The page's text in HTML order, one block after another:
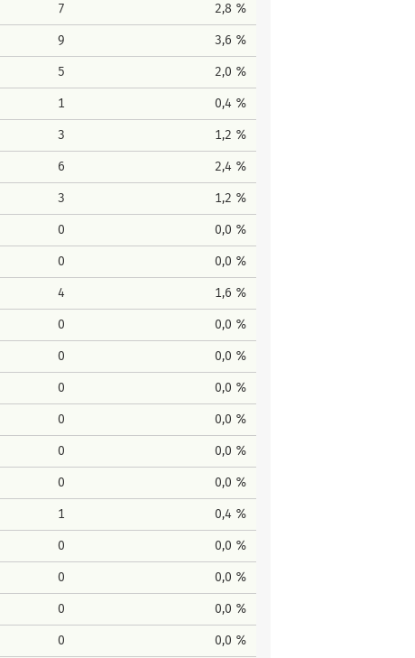
7 2,8 %
9 3,6 %
5 2,0 %
1 0,4 %
3 1,2 %
6 2,4 %
3 1,2 %
0 0,0 %
0 0,0 %
4 1,6 %
0 0,0 %
0 0,0 %
0 0,0 %
0 0,0 %
0 0,0 %
0 0,0 %
1 0,4 %
0 0,0 %
0 0,0 %
0 0,0 %
0 0,0 %